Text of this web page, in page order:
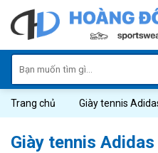
content
kiếm:
Trang chủ Giày tennis
Giày tennis